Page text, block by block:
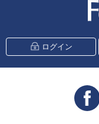
ログイン